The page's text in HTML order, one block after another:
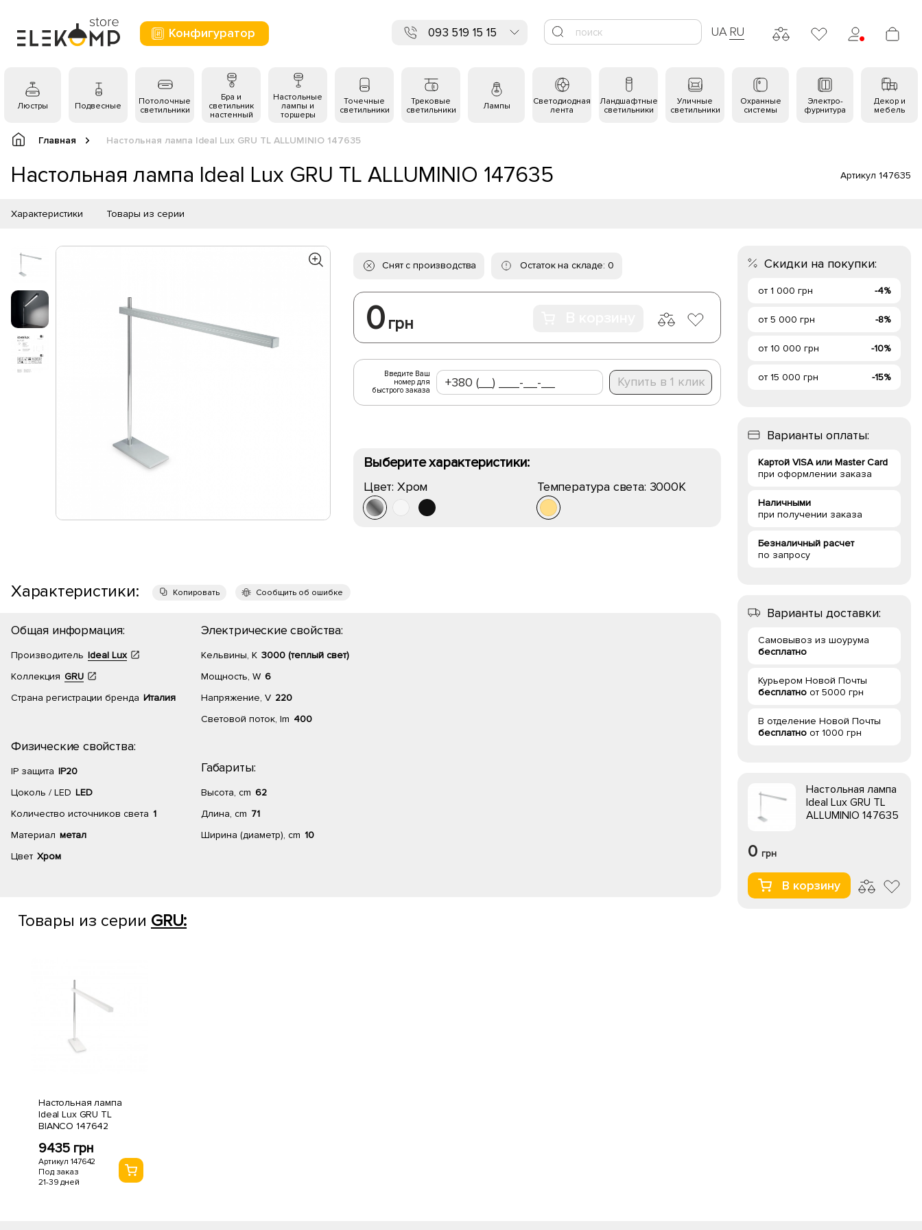
Конфигуратор 093 519 15 15 UA RU
Люстры Подвесные
Потолочные
светильники
Бра и
светильник
настенный
Настольные
лампы и
торшеры
Точечные
светильники
Трековые
светильники
Лампы
Светодиодная
лента
Ландшафтные
светильники
Уличные
светильники
Охранные
системы
Электро-
фурнитура
Декор и
мебель
Главная Настольная лампа Ideal Lux GRU TL ALLUMINIO 147635
Настольная лампа Ideal Lux GRU TL ALLUMINIO 147635 Артикул 147635
Характеристики Товары из серии
Снят с производства Остаток на складе: 0
0 грн
Введите Ваш
номер для
быстрого заказа
Купить в 1 клик
Выберите характеристики:
Цвет: Хром Температура света: 3000K
Характеристики: Копировать Сообщить об ошибке
Общая информация:
Производитель Ideal Lux
Коллекция GRU
Страна регистрации бренда Италия
Физические свойства:
IP защита IP20
Цоколь / LED LED
Количество источников света 1
Материал метал
Цвет Хром
Электрические свойства:
Кельвины, К 3000 (теплый свет)
Мощность, W 6
Напряжение, V 220
Световой поток, lm 400
Габариты:
Высота, cm 62
Длина, cm 71
Ширина (диаметр), cm 10
Товары из серии GRU:
Настольная лампа
Ideal Lux GRU TL
BIANCO 147642
9435 грн
Артикул 147642
Под заказ
21-39 дней
Скидки на покупки:
от 1 000 грн -4%
от 5 000 грн -8%
от 10 000 грн -10%
от 15 000 грн -15%
Варианты оплаты:
Картой VISA или Master Card
при оформлении заказа
Наличными
при получении заказа
Безналичный расчет
по запросу
Варианты доставки:
Самовывоз из шоурума
бесплатно
Курьером Новой Почты
бесплатно от 5000 грн
В отделение Новой Почты
бесплатно от 1000 грн
Настольная лампа
Ideal Lux GRU TL
ALLUMINIO 147635
0 грн
В корзину